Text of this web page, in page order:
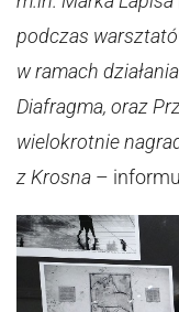
podczas
w ramach
Diafragma, oraz
wielokrotnie
z Krosna –